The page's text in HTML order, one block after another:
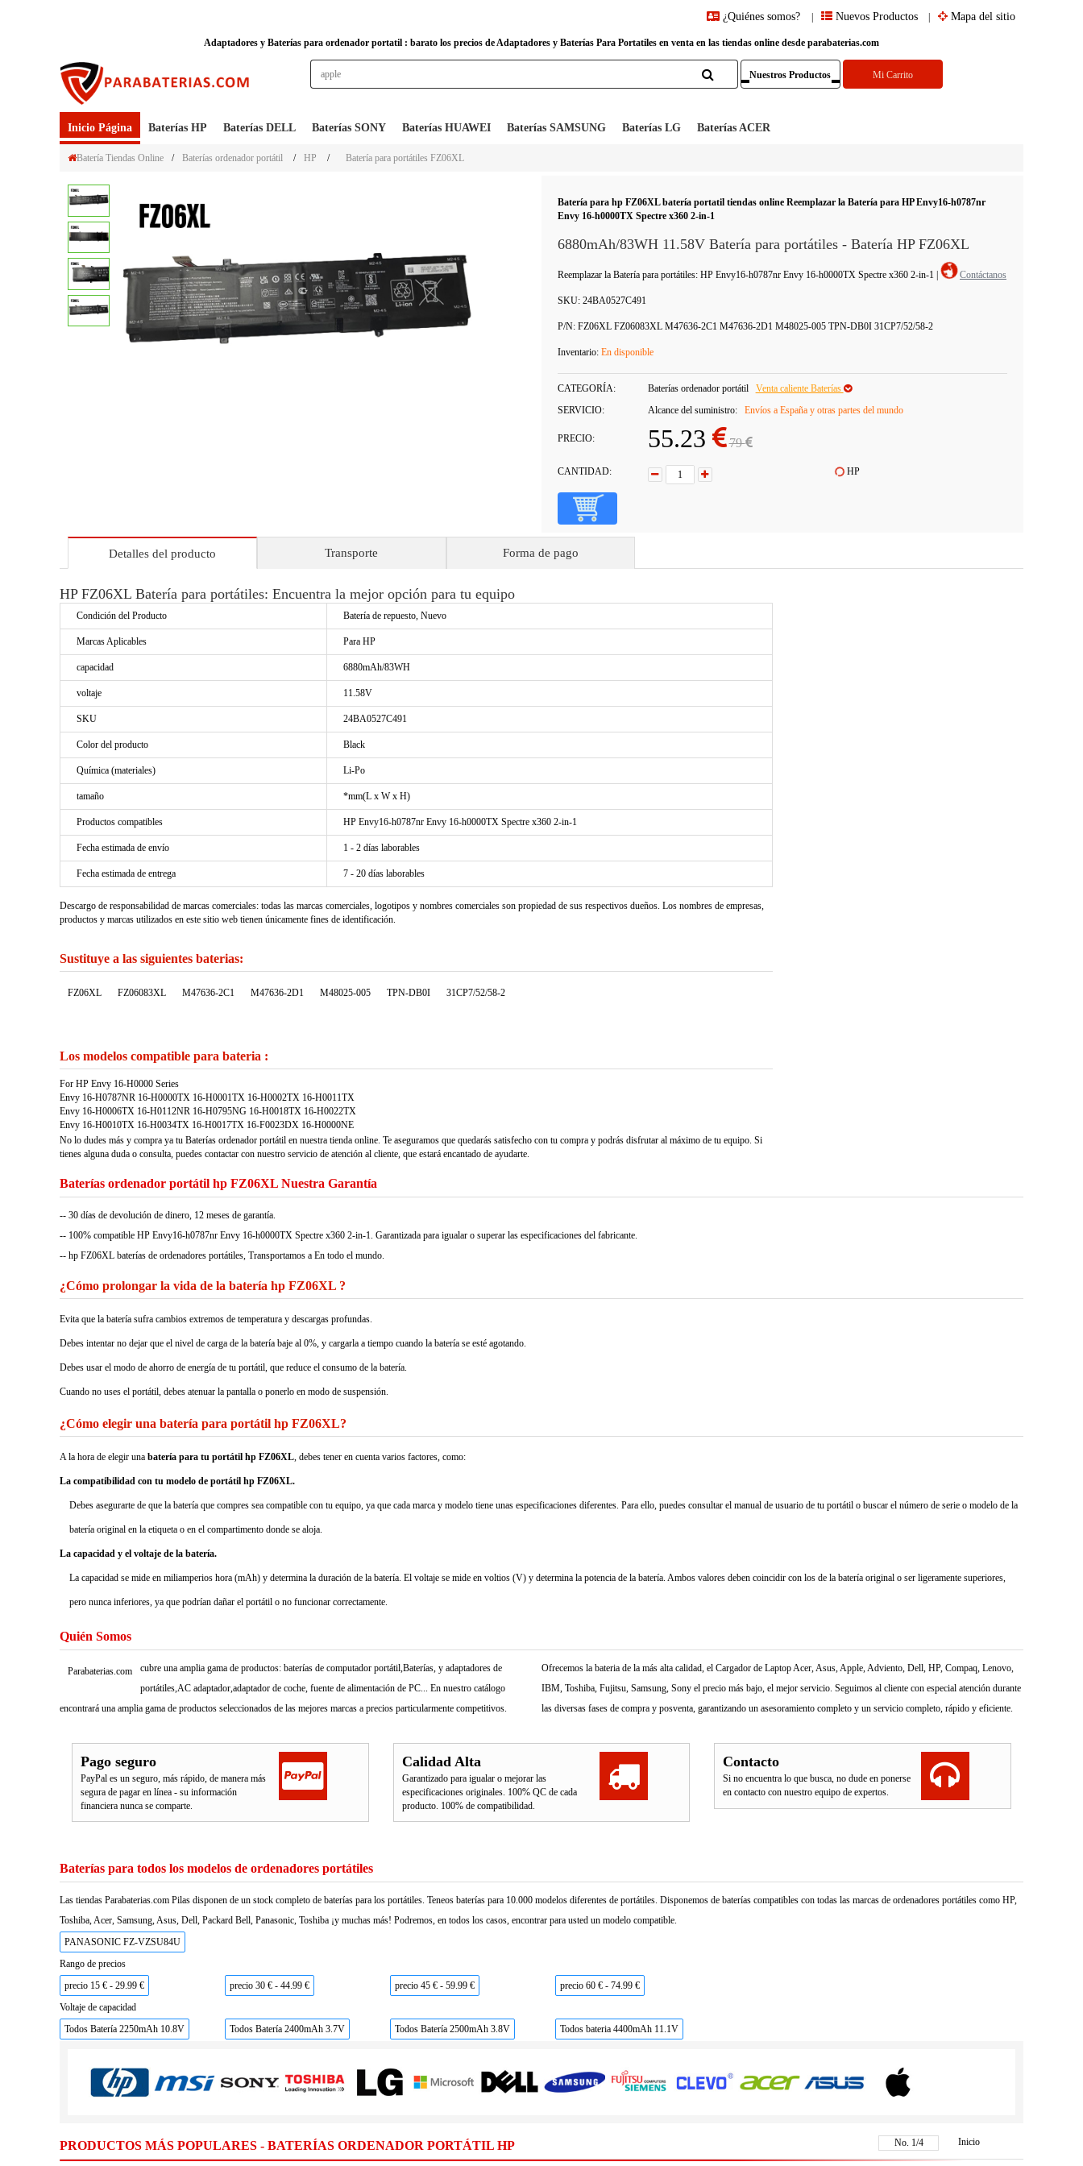
Mapa del sitio
Nuevos Productos
¿Quiénes somos?
Adaptadores y Baterías para ordenador portatil : barato los precios de Adaptadores y Baterías Para Portatiles en venta en las tiendas online desde parabaterias.com
Nuestros Productos Mi Carrito
Inicio Página Baterías HP Baterías DELL Baterías SONY Baterías HUAWEI Baterías SAMSUNG Baterías LG Baterías ACER
Batería Tiendas Online / Baterías ordenador portátil / HP / Batería para portátiles FZ06XL
Batería para hp FZ06XL batería portatil tiendas online Reemplazar la Batería para HP Envy16-h0787nr
Envy 16-h0000TX Spectre x360 2-in-1
6880mAh/83WH 11.58V Batería para portátiles - Batería HP FZ06XL
Reemplazar la Batería para portátiles: HP Envy16-h0787nr Envy 16-h0000TX Spectre x360 2-in-1 Contáctanos
SKU: 24BA0527C491
P/N: FZ06XL FZ06083XL M47636-2C1 M47636-2D1 M48025-005 TPN-DB0I 31CP7/52/58-2
Inventario: En disponible
CATEGORÍA: Baterías ordenador portátil
Venta caliente Baterías
SERVICIO:
Alcance del suministro: Envíos a España y otras partes del mundo
PRECIO: 55.23 79
CANTIDAD: HP
Detalles del producto Transporte Forma de pago
HP FZ06XL Batería para portátiles: Encuentra la mejor opción para tu equipo
Condición del Producto Batería de repuesto, Nuevo
Marcas Aplicables Para HP
capacidad 6880mAh/83WH
voltaje 11.58V
SKU 24BA0527C491
Color del producto Black
Química (materiales) Li-Po
tamaño *mm(L x W x H)
Productos compatibles HP Envy16-h0787nr Envy 16-h0000TX Spectre x360 2-in-1
Fecha estimada de envío 1 - 2 días laborables
Fecha estimada de entrega 7 - 20 días laborables
Descargo de responsabilidad de marcas comerciales: todas las marcas comerciales, logotipos y nombres comerciales son propiedad de sus respectivos dueños. Los nombres de empresas,
productos y marcas utilizados en este sitio web tienen únicamente fines de identificación.
Sustituye a las siguientes baterias:
FZ06XL FZ06083XL M47636-2C1 M47636-2D1 M48025-005 TPN-DB0I 31CP7/52/58-2
Los modelos compatible para bateria :
For HP Envy 16-H0000 Series
Envy 16-H0787NR 16-H0000TX 16-H0001TX 16-H0002TX 16-H0011TX
Envy 16-H0006TX 16-H0112NR 16-H0795NG 16-H0018TX 16-H0022TX
Envy 16-H0010TX 16-H0034TX 16-H0017TX 16-F0023DX 16-H0000NE
No lo dudes más y compra ya tu Baterías ordenador portátil en nuestra tienda online. Te aseguramos que quedarás satisfecho con tu compra y podrás disfrutar al máximo de tu equipo. Si
tienes alguna duda o consulta, puedes contactar con nuestro servicio de atención al cliente, que estará encantado de ayudarte.
Baterías ordenador portátil hp FZ06XL Nuestra Garantía
-- 30 días de devolución de dinero, 12 meses de garantía.
-- 100% compatible HP Envy16-h0787nr Envy 16-h0000TX Spectre x360 2-in-1. Garantizada para igualar o superar las especificaciones del fabricante.
-- hp FZ06XL baterías de ordenadores portátiles, Transportamos a En todo el mundo.
¿Cómo prolongar la vida de la batería hp FZ06XL ?
Evita que la batería sufra cambios extremos de temperatura y descargas profundas.
Debes intentar no dejar que el nivel de carga de la batería baje al 0%, y cargarla a tiempo cuando la batería se esté agotando.
Debes usar el modo de ahorro de energía de tu portátil, que reduce el consumo de la batería.
Cuando no uses el portátil, debes atenuar la pantalla o ponerlo en modo de suspensión.
¿Cómo elegir una batería para portátil hp FZ06XL?
A la hora de elegir una batería para tu portátil hp FZ06XL, debes tener en cuenta varios factores, como:
La compatibilidad con tu modelo de portátil hp FZ06XL.
Debes asegurarte de que la batería que compres sea compatible con tu equipo, ya que cada marca y modelo tiene unas especificaciones diferentes. Para ello, puedes consultar el manual de usuario de tu portátil o buscar el número de serie o modelo de la
batería original en la etiqueta o en el compartimento donde se aloja.
La capacidad y el voltaje de la batería.
La capacidad se mide en miliamperios hora (mAh) y determina la duración de la batería. El voltaje se mide en voltios (V) y determina la potencia de la batería. Ambos valores deben coincidir con los de la batería original o ser ligeramente superiores,
pero nunca inferiores, ya que podrían dañar el portátil o no funcionar correctamente.
Quién Somos
Parabaterias.com
cubre una amplia gama de productos: baterías de computador portátil,Baterías, y adaptadores de
portátiles,AC adaptador,adaptador de coche, fuente de alimentación de PC... En nuestro catálogo
encontrará una amplia gama de productos seleccionados de las mejores marcas a precios particularmente competitivos.
Ofrecemos la bateria de la más alta calidad, el Cargador de Laptop Acer, Asus, Apple, Adviento, Dell, HP, Compaq, Lenovo,
IBM, Toshiba, Fujitsu, Samsung, Sony el precio más bajo, el mejor servicio. Seguimos al cliente con especial atención durante
las diversas fases de compra y posventa, garantizando un asesoramiento completo y un servicio completo, rápido y eficiente.
Pago seguro
PayPal es un seguro, más rápido, de manera más
segura de pagar en línea - su información
financiera nunca se comparte.
Calidad Alta
Garantizado para igualar o mejorar las
especificaciones originales. 100% QC de cada
producto. 100% de compatibilidad.
Contacto
Si no encuentra lo que busca, no dude en ponerse
en contacto con nuestro equipo de expertos.
Baterías para todos los modelos de ordenadores portátiles
Las tiendas Parabaterias.com Pilas disponen de un stock completo de baterías para los portátiles. Teneos baterías para 10.000 modelos diferentes de portátiles. Disponemos de baterías compatibles con todas las marcas de ordenadores portátiles como HP,
Toshiba, Acer, Samsung, Asus, Dell, Packard Bell, Panasonic, Toshiba ¡y muchas más! Podremos, en todos los casos, encontrar para usted un modelo compatible.
PANASONIC FZ-VZSU84U
Rango de precios
precio 15 € - 29.99 €
precio 30 € - 44.99 € precio 45 € - 59.99 €
precio 60 € - 74.99 €
Voltaje de capacidad
Todos Batería 2250mAh 10.8V
Todos Batería 2400mAh 3.7V Todos Batería 2500mAh 3.8V Todos bateria 4400mAh 11.1V
PRODUCTOS MÁS POPULARES - BATERÍAS ORDENADOR PORTÁTIL HP No. 1/4 Inicio